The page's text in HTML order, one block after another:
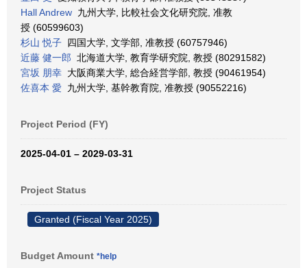
Hall Andrew 九州大学, 比較社会文化研究院, 准教
授 (60599603)
杉山 悦子 四国大学, 文学部, 准教授 (60757946)
近藤 健一郎 北海道大学, 教育学研究院, 教授 (80291582)
宮坂 朋幸 大阪商業大学, 総合経営学部, 教授 (90461954)
佐喜本 愛 九州大学, 基幹教育院, 准教授 (90552216)
Project Period (FY)
2025-04-01 – 2029-03-31
Project Status
Granted (Fiscal Year 2025)
Budget Amount *help